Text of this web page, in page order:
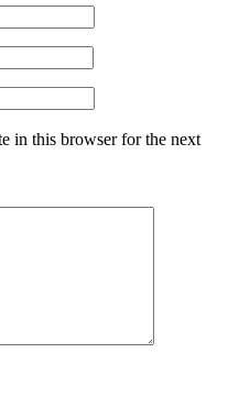
in this browser for the next